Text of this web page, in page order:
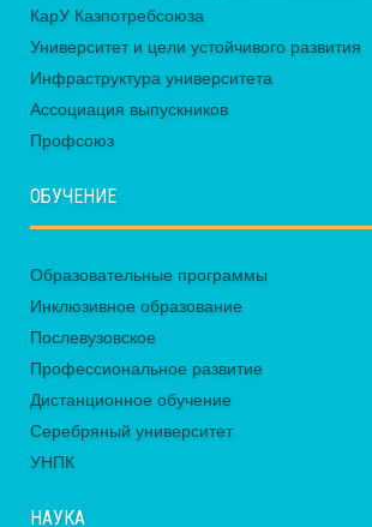
КарУ Казпотребсоюза
Университет и цели устойчивого развития
Инфраструктура университета
Ассоциация выпускников
Профсоюз
ОБУЧЕНИЕ
Образовательные программы
Инклюзивное образование
Послевузовское
Профессиональное развитие
Дистанционное обучение
Серебряный университет
УНПК
НАУКА